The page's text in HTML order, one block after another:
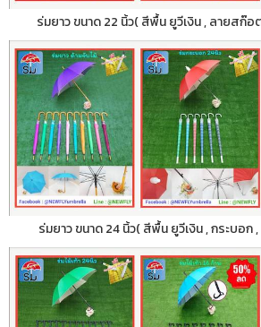
ร่มยาว ขนาด 22 นิ้ว( สีพื้น ยูวีเงิน , ลายสก๊
ร่มยาว ขนาด 24 นิ้ว( สีพื้น ยูวีเงิน , กระบอ